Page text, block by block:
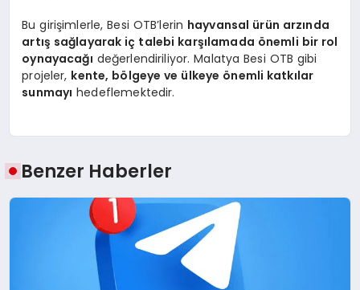
Bu girişimlerle, Besi OTB’lerin hayvansal ürün arzında
artış sağlayarak iç talebi karşılamada önemli bir rol
oynayacağı değerlendiriliyor. Malatya Besi OTB gibi
projeler, kente, bölgeye ve ülkeye önemli katkılar
sunmayı hedeflemektedir.
Benzer Haberler